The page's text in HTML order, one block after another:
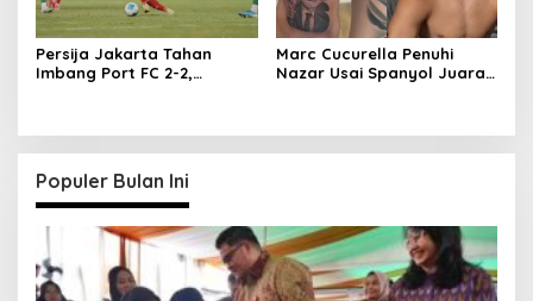
Persija Jakarta Tahan
Imbang Port FC 2-2,
Marc Cucurella Penuhi
Nazar Usai Spanyol Juara
Populer Bulan Ini